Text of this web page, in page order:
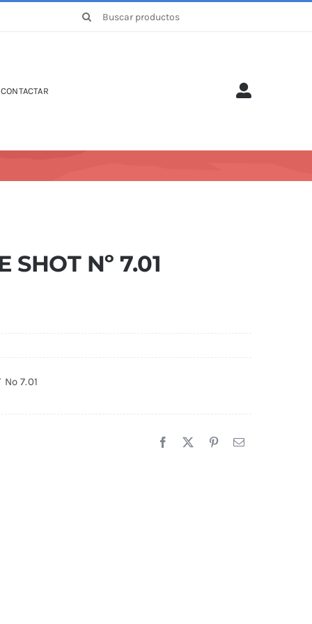
Buscar:
CONTACTAR
SHOT Nº 7.01
Nº 7.01